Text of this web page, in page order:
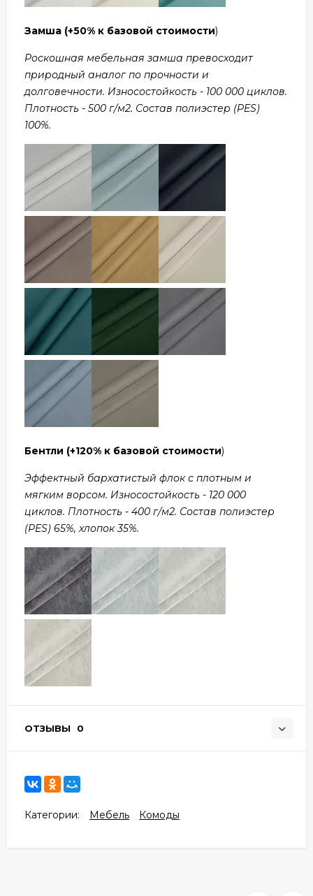
Замша (+50% к базовой стоимости)
Роскошная мебельная замша превосходит
природный аналог по прочности и
долговечности. Износостойкость - 100 000 циклов.
Плотность - 500 г/м2. Состав полиэстер (PES)
100%.
Бентли (+120% к базовой стоимости)
Эффектный бархатистый флок с плотным и
мягким ворсом. Износостойкость - 120 000
циклов. Плотность - 400 г/м2. Состав полиэстер
(PES) 65%, хлопок 35%.
ОТЗЫВЫ 0
Категории: Мебель Комоды